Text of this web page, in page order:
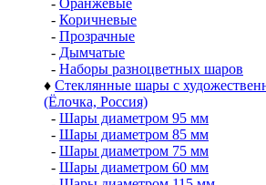
- Оранжевые
- Коричневые
- Прозрачные
- Дымчатые
- Наборы разноцветных шаров
♦ Стеклянные шары с
(Ёлочка, Россия)
- Шары диаметром 95 мм
- Шары диаметром 85 мм
- Шары диаметром 75 мм
- Шары диаметром 60 мм